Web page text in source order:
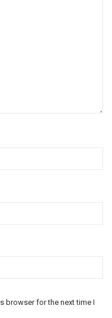
browser for the next time I